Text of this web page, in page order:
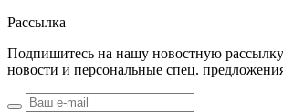
Рассылка
Подпишитесь на нашу новостную
новости и персональные спец.